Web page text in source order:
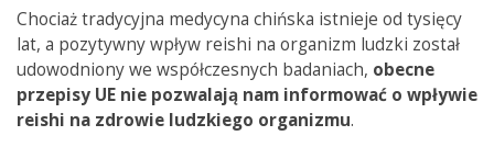
Chociaż tradycyjna medycyna chińska istnieje od tysięcy
lat, a pozytywny wpływ reishi na organizm ludzki został
udowodniony we współczesnych badaniach, obecne
przepisy UE nie pozwalają nam informować o wpływie
reishi na zdrowie ludzkiego organizmu.